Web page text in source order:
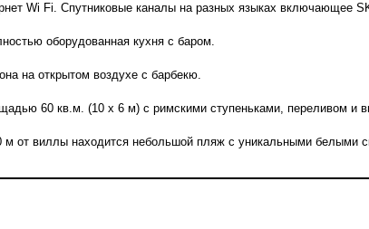
Wi Fi. Спутниковые каналы на разных языках включающее
оборудованная кухня с баром.
на открытом воздухе с барбекю.
60 кв.м. (10 х 6 м) с римскими ступеньками, переливом и
от виллы находится небольшой пляж с уникальными белыми